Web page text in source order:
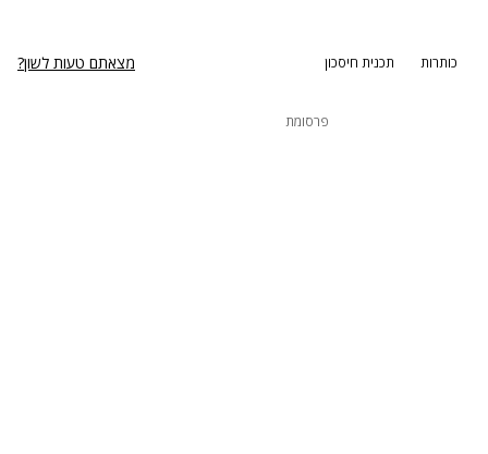
כותרות תכנית חיסכון מצאתם טעות לשון?
פרסומת